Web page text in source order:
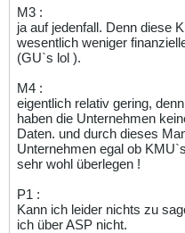
M3 :
ja auf jedenfall. Denn diese
wesentlich weniger
(GU`s lol ).
M4 :
eigentlich relativ gering,
haben die Unternehmen
Daten. und durch dieses
Unternehmen egal ob
sehr wohl überlegen !
P1 :
Kann ich leider nichts zu
ich über ASP nicht.